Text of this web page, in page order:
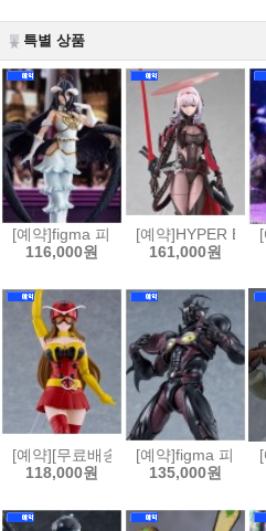
특별 상품
[예약]figma 피그마 오버로드 - 알베
116,000원
[예약]HYPER
161,000원
[예약][무료배송]figma 피그마 토지
118,000원
[예약]figma 피그
135,000원